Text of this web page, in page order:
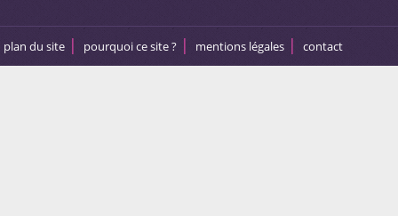
plan du site pourquoi ce site ? mentions légales contact